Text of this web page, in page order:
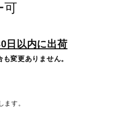
可
日以内に出荷
変更ありません。
ます。